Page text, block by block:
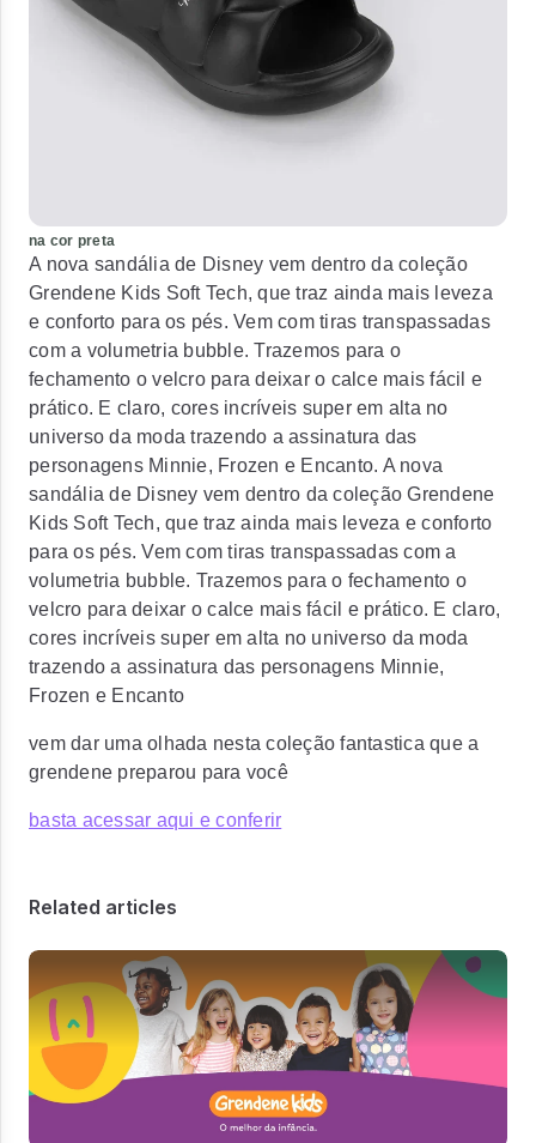
na cor preta
A nova sandália de Disney vem dentro da coleção
Grendene Kids Soft Tech, que traz ainda mais leveza
e conforto para os pés. Vem com tiras transpassadas
com a volumetria bubble. Trazemos para o
fechamento o velcro para deixar o calce mais fácil e
prático. E claro, cores incríveis super em alta no
universo da moda trazendo a assinatura das
personagens Minnie, Frozen e Encanto. A nova
sandália de Disney vem dentro da coleção Grendene
Kids Soft Tech, que traz ainda mais leveza e conforto
para os pés. Vem com tiras transpassadas com a
volumetria bubble. Trazemos para o fechamento o
velcro para deixar o calce mais fácil e prático. E claro,
cores incríveis super em alta no universo da moda
trazendo a assinatura das personagens Minnie,
Frozen e Encanto
vem dar uma olhada nesta coleção fantastica que a
grendene preparou para você
basta acessar aqui e conferir
Related articles